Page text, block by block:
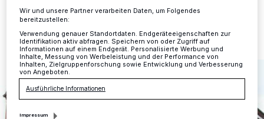
12.11.2021 , 07:11 Uhr Eine Minute Lesezeit
Wir und unsere Partner verarbeiten Daten, um Folgendes
bereitzustellen:
Verwendung genauer Standortdaten. Endgeräteeigenschaften zur
Identifikation aktiv abfragen. Speichern von oder Zugriff auf
Informationen auf einem Endgerät. Personalisierte Werbung und
Inhalte, Messung von Werbeleistung und der Performance von
Inhalten, Zielgruppenforschung sowie Entwicklung und Verbesserung
von Angeboten.
Ausführliche Informationen
Impressum